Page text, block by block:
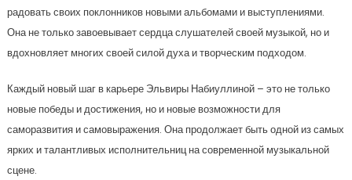
радовать своих поклонников новыми альбомами и выступлениями.
Она не только завоевывает сердца слушателей своей музыкой, но и
вдохновляет многих своей силой духа и творческим подходом.
Каждый новый шаг в карьере Эльвиры Набиуллиной – это не только
новые победы и достижения, но и новые возможности для
саморазвития и самовыражения. Она продолжает быть одной из самых
ярких и талантливых исполнительниц на современной музыкальной
сцене.